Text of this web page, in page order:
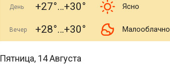
День +27° +30° Ясно
Вечер +28° +30° Малооблачно
Пятница, 14 Августа